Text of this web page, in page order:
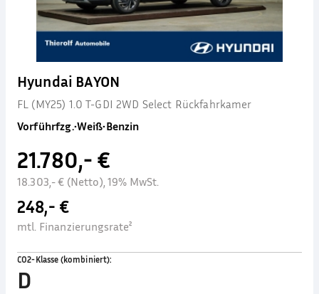
Hyundai BAYON
FL (MY25) 1.0 T-GDI 2WD Select Rückfahrkamer
Vorführfzg.•Weiß•Benzin
21.780,- €
18.303,- € (Netto), 19% MwSt.
248,- €
mtl. Finanzierungsrate²
CO2-Klasse (kombiniert):
D